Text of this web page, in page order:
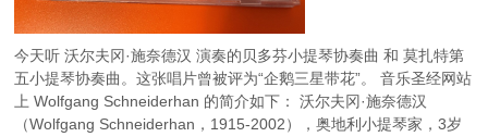
今天听 沃尔夫冈·施奈德汉 演奏的贝多芬小提琴协奏曲 和 莫扎特第
五小提琴协奏曲。这张唱片曾被评为“企鹅三星带花”。 音乐圣经网站
上 Wolfgang Schneiderhan 的简介如下： 沃尔夫冈·施奈德汉
（Wolfgang Schneiderhan，1915-2002），奥地利小提琴家，3岁